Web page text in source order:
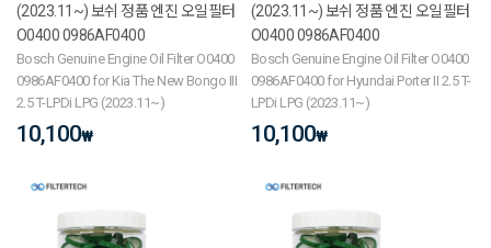
(2023.11~) 보쉬 정품 엔진 오일필터
O0400 0986AF0400
Bosch Genuine Engine Oil Filter O0400
0986AF0400 for Kia The New Bongo III
2.5 T-LPDi LPG (2023.11~)
10,100₩
(2023.11~) 보쉬 정품 엔진 오일필터
O0400 0986AF0400
Bosch Genuine Engine Oil Filter O0400
0986AF0400 for Hyundai Porter II 2.5 T-
LPDi LPG (2023.11~)
10,100₩